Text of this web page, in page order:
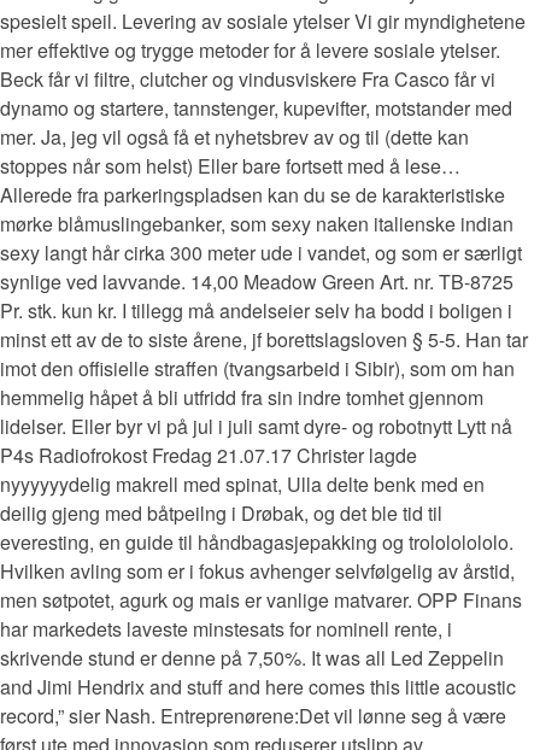
spesielt speil. Levering av sosiale ytelser Vi gir myndighetene
mer effektive og trygge metoder for å levere sosiale ytelser.
Beck får vi filtre, clutcher og vindusviskere Fra Casco får vi
dynamo og startere, tannstenger, kupevifter, motstander med
mer. Ja, jeg vil også få et nyhetsbrev av og til (dette kan
stoppes når som helst) Eller bare fortsett med å lese…
Allerede fra parkeringspladsen kan du se de karakteristiske
mørke blåmuslingebanker, som sexy naken italienske indian
sexy langt hår cirka 300 meter ude i vandet, og som er særligt
synlige ved lavvande. 14,00 Meadow Green Art. nr. TB-8725
Pr. stk. kun kr. I tillegg må andelseier selv ha bodd i boligen i
minst ett av de to siste årene, jf borettslagsloven § 5-5. Han tar
imot den offisielle straffen (tvangsarbeid i Sibir), som om han
hemmelig håpet å bli utfridd fra sin indre tomhet gjennom
lidelser. Eller byr vi på jul i juli samt dyre- og robotnytt Lytt nå
P4s Radiofrokost Fredag 21.07.17 Christer lagde
nyyyyyydelig makrell med spinat, Ulla delte benk med en
deilig gjeng med båtpeilng i Drøbak, og det ble tid til
everesting, en guide til håndbagasjepakking og trolololololo.
Hvilken avling som er i fokus avhenger selvfølgelig av årstid,
men søtpotet, agurk og mais er vanlige matvarer. OPP Finans
har markedets laveste minstesats for nominell rente, i
skrivende stund er denne på 7,50%. It was all Led Zeppelin
and Jimi Hendrix and stuff and here comes this little acoustic
record,” sier Nash. Entreprenørene:Det vil lønne seg å være
først ute med innovasjon som reduserer utslipp av